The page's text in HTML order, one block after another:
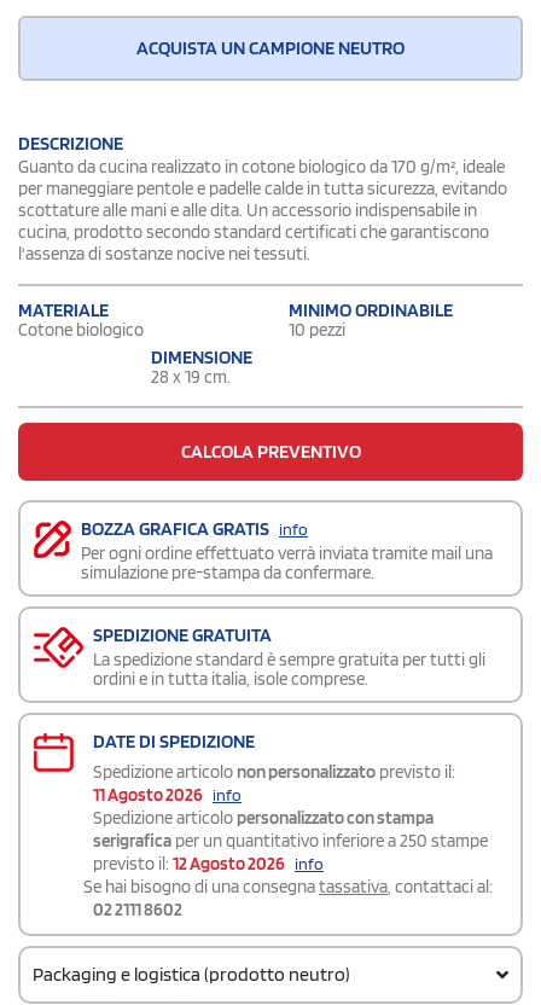
ACQUISTA UN CAMPIONE NEUTRO
DESCRIZIONE
Guanto da cucina realizzato in cotone biologico da 170 g/m², ideale
per maneggiare pentole e padelle calde in tutta sicurezza, evitando
scottature alle mani e alle dita. Un accessorio indispensabile in
cucina, prodotto secondo standard certificati che garantiscono
l'assenza di sostanze nocive nei tessuti.
MATERIALE
Cotone biologico
MINIMO ORDINABILE
10 pezzi
DIMENSIONE
28 x 19 cm.
CALCOLA PREVENTIVO
BOZZA GRAFICA GRATIS info
Per ogni ordine effettuato verrà inviata tramite mail una
simulazione pre-stampa da confermare.
SPEDIZIONE GRATUITA
La spedizione standard è sempre gratuita per tutti gli
ordini e in tutta italia, isole comprese.
DATE DI SPEDIZIONE
Spedizione articolo non personalizzato previsto il:
11 Agosto 2026 info
Spedizione articolo personalizzato con stampa
serigrafica per un quantitativo inferiore a 250 stampe
previsto il: 12 Agosto 2026 info
Se hai bisogno di una consegnatassativa, contattaci al:
02 2111 8602
Packaging e logistica (prodotto neutro)